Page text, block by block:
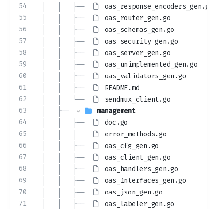
54
55
56
57
58
59
60
61
62
63
64
65
66
67
68
69
70
71
│   │   ├──
oas_response_encoders_gen.go
│   │   ├──
oas_router_gen.go
│   │   ├──
oas_schemas_gen.go
│   │   ├──
oas_security_gen.go
│   │   ├──
oas_server_gen.go
│   │   ├──
oas_unimplemented_gen.go
│   │   ├──
oas_validators_gen.go
│   │   ├──
README.md
│   │   └──
sendmux_client.go
│   ├──
management
│   │   ├──
doc.go
│   │   ├──
error_methods.go
│   │   ├──
oas_cfg_gen.go
│   │   ├──
oas_client_gen.go
│   │   ├──
oas_handlers_gen.go
│   │   ├──
oas_interfaces_gen.go
│   │   ├──
oas_json_gen.go
│   │   ├──
oas_labeler_gen.go